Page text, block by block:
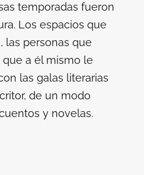
temporadas fueron
Los espacios que
las personas que
a él mismo le
las galas literarias
de un modo
y novelas.